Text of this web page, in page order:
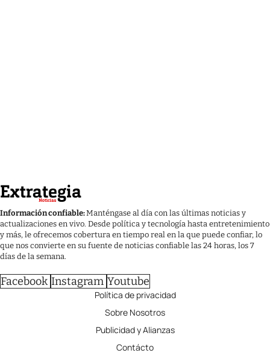
Información confiable:Manténgase al día con las últimas noticias y
actualizaciones en vivo. Desde política y tecnología hasta entretenimiento
y más, le ofrecemos cobertura en tiempo real en la que puede confiar, lo
que nos convierte en su fuente de noticias confiable las 24 horas, los 7
días de la semana.
Facebook Instagram Youtube
Política de privacidad
Sobre Nosotros
Publicidad y Alianzas
Contácto